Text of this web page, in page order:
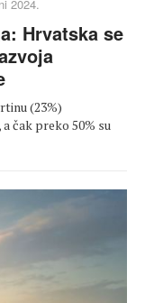
2024.
Hrvatska se
(23%)
čak preko 50% su